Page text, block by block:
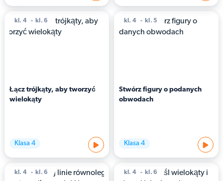
kl. 4 kl. 6
Łącz trójkąty, aby tworzyć
wielokąty
Klasa 4
kl. 4 kl. 5
Stwórz figury o podanych
obwodach
Klasa 4
kl. 4 kl. 6 kl. 4 kl. 6